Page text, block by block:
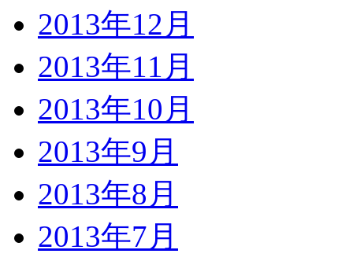
2013年12月
2013年11月
2013年10月
2013年9月
2013年8月
2013年7月